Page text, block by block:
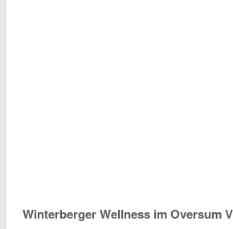
Winterberger Wellness im Oversum